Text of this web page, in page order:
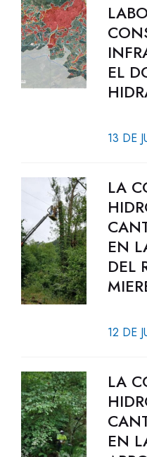
EL
13 DE
LA
EN
DEL
12 DE
LA
EN